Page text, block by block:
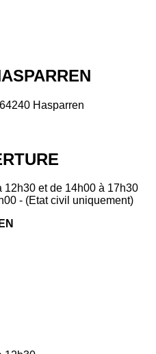
Hasparren
12h30 et de 14h00 à 17h30
- (Etat civil uniquement)